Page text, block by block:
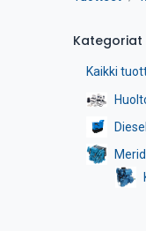
Kategoriat
Kaikki